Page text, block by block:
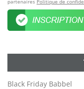
partenaires Politique de
Black Friday Babbel